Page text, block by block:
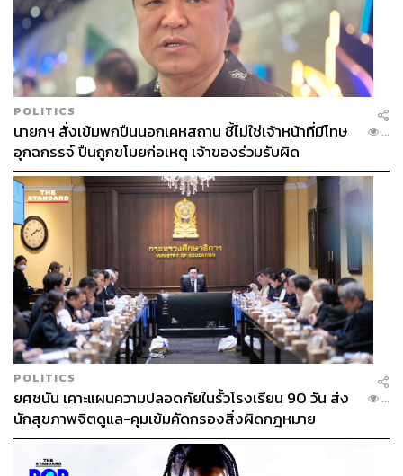
POLITICS
นายกฯ สั่งเข้มพกปืนนอกเคหสถาน ชี้ไม่ใช่เจ้าหน้าที่มีโทษ
อุกฉกรรจ์ ปืนถูกขโมยก่อเหตุ เจ้าของร่วมรับผิด
...
POLITICS
ยศชนัน เคาะแผนความปลอดภัยในรั้วโรงเรียน 90 วัน ส่ง
นักสุขภาพจิตดูแล-คุมเข้มคัดกรองสิ่งผิดกฎหมาย
...